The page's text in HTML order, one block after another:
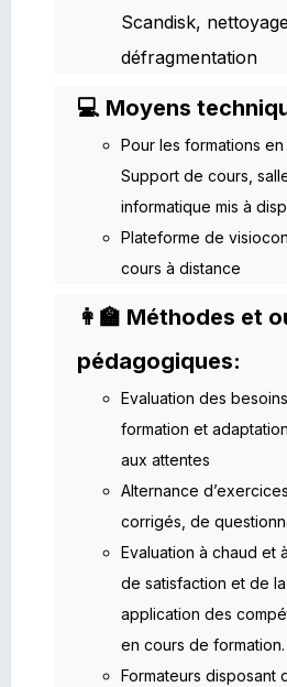
Scandisk,
défragmentation
💻 Moyens
Pour les formations
Support de cours,
informatique mis à
Plateforme de
cours à distance
👩‍🏫 Méthodes et
pédagogiques:
Evaluation des
formation et
aux attentes
Alternance
corrigés, de
Evaluation à chaud et
de satisfaction et de
application des
en cours de formation.
Formateurs disposant